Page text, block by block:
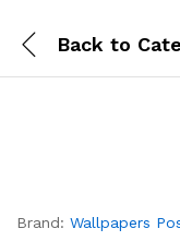
Back to
Brand: Wallpapers